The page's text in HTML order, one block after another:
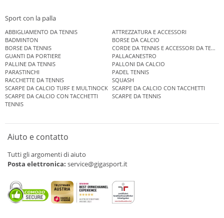
Sport con la palla
ABBIGLIAMENTO DA TENNIS
ATTREZZATURA E ACCESSORI
BADMINTON
BORSE DA CALCIO
BORSE DA TENNIS
CORDE DA TENNIS E ACCESSORI DA TENNIS
GUANTI DA PORTIERE
PALLACANESTRO
PALLINE DA TENNIS
PALLONI DA CALCIO
PARASTINCHI
PADEL TENNIS
RACCHETTE DA TENNIS
SQUASH
SCARPE DA CALCIO TURF E MULTINOCK SCARPE DA CALCIO CON TACCHETTI
SCARPE DA CALCIO CON TACCHETTI
SCARPE DA TENNIS
TENNIS
Aiuto e contatto
Tutti gli argomenti di aiuto
Posta elettronica: service@gigasport.it